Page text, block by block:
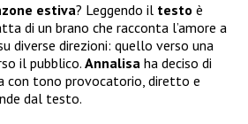
estiva? Leggendo il testo è
di un brano che racconta l’amore a
diverse direzioni: quello verso una
il pubblico. Annalisa ha deciso di
con tono provocatorio, diretto e
dal testo.